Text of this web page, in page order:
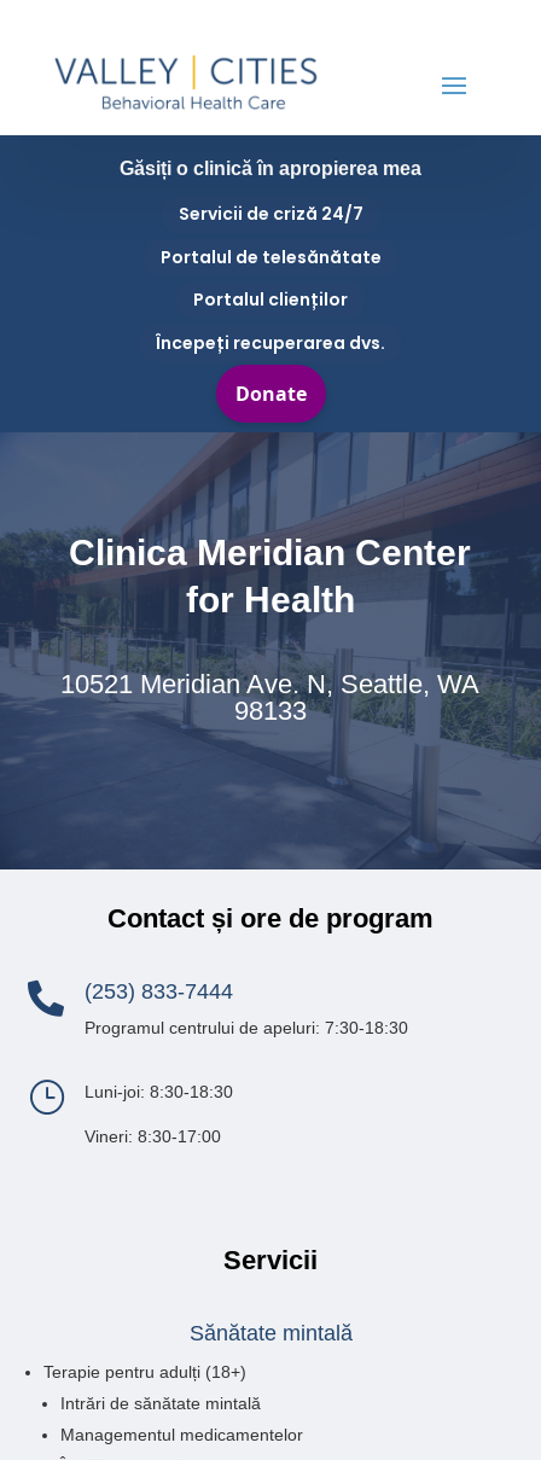
Găsiți o clinică în apropierea mea
Servicii de criză 24/7
Portalul de telesănătate
Portalul clienților
Începeți recuperarea dvs.
Clinica Meridian Center
for Health
10521 Meridian Ave. N, Seattle, WA
98133
Contact și ore de program
 (253) 833-7444
Programul centrului de apeluri: 7:30-18:30
} Luni-joi: 8:30-18:30
Vineri: 8:30-17:00
Servicii
Sănătate mintală
Terapie pentru adulți (18+)
Intrări de sănătate mintală
Managementul medicamentelor